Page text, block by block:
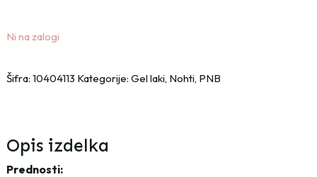
Ni na zalogi
Šifra: 10404113 Kategorije: Gel laki, Nohti, PNB
Opis izdelka
Prednosti: